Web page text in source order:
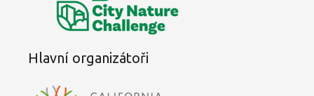
Hlavní organizátoři